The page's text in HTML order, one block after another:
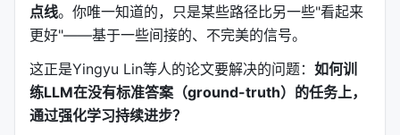
点线。你唯一知道的，只是某些路径比另一些"看起来
更好"——基于一些间接的、不完美的信号。
这正是Yingyu Lin等人的论文要解决的问题： 如何训
练LLM在没有标准答案（ground-truth）的任务上，
通过强化学习持续进步？